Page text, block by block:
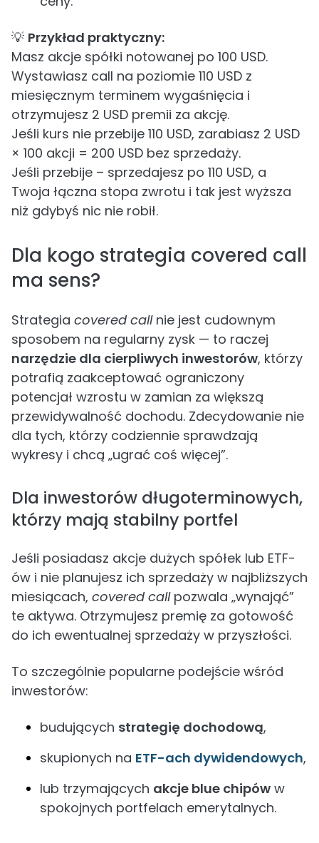
💡 Przykład praktyczny:
Masz akcje spółki notowanej po 100 USD.
Wystawiasz call na poziomie 110 USD z
miesięcznym terminem wygaśnięcia i
otrzymujesz 2 USD premii za akcję.
Jeśli kurs nie przebije 110 USD, zarabiasz 2 USD
× 100 akcji = 200 USD bez sprzedaży.
Jeśli przebije – sprzedajesz po 110 USD, a
Twoja łączna stopa zwrotu i tak jest wyższa
niż gdybyś nic nie robił.
Dla kogo strategia covered call
ma sens?
Strategia covered callnie jest cudownym
sposobem na regularny zysk — to raczej
narzędzie dla cierpliwych inwestorów, którzy
potrafią zaakceptować ograniczony
potencjał wzrostu w zamian za większą
przewidywalność dochodu. Zdecydowanie nie
dla tych, którzy codziennie sprawdzają
wykresy i chcą „ugrać coś więcej”.
Dla inwestorów długoterminowych,
którzy mają stabilny portfel
Jeśli posiadasz akcje dużych spółek lub ETF-
ów i nie planujesz ich sprzedaży w najbliższych
miesiącach, covered callpozwala „wynająć”
te aktywa. Otrzymujesz premię za gotowość
do ich ewentualnej sprzedaży w przyszłości.
To szczególnie popularne podejście wśród
inwestorów:
budujących strategię dochodową,
skupionych na ETF-ach dywidendowych,
lub trzymających akcje blue chipów w
spokojnych portfelach emerytalnych.